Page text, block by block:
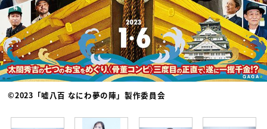
©2023「嘘八百 なにわ夢の陣」製作委員会